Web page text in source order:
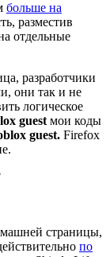
больше на
разместив
отдельные
разработчики
они так и не
логическое
guest мои коды
guest. Firefox
страницы,
по